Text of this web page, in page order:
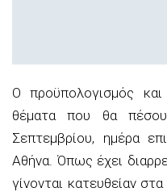
Ο προϋπολογισμός
θέματα που θα
Σεπτεμβρίου, ημέρα
Αθήνα. Όπως έχει
γίνονται κατευθείαν